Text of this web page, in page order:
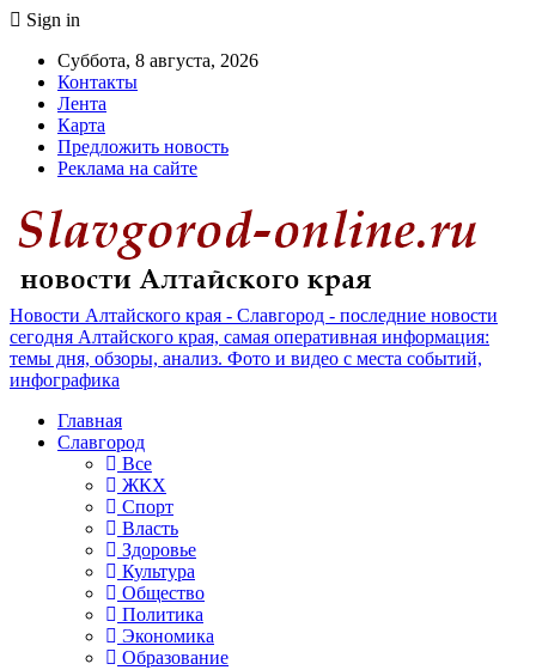
Sign in
Суббота, 8 августа, 2026
Контакты
Лента
Карта
Предложить новость
Реклама на сайте
Новости Алтайского края - Славгород - последние новости
сегодня Алтайского края, самая оперативная информация:
темы дня, обзоры, анализ. Фото и видео с места событий,
инфографика
Главная
Славгород
Все
ЖКХ
Спорт
Власть
Здоровье
Культура
Общество
Политика
Экономика
Образование